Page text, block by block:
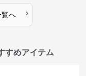
覧へ ›
すめアイテム